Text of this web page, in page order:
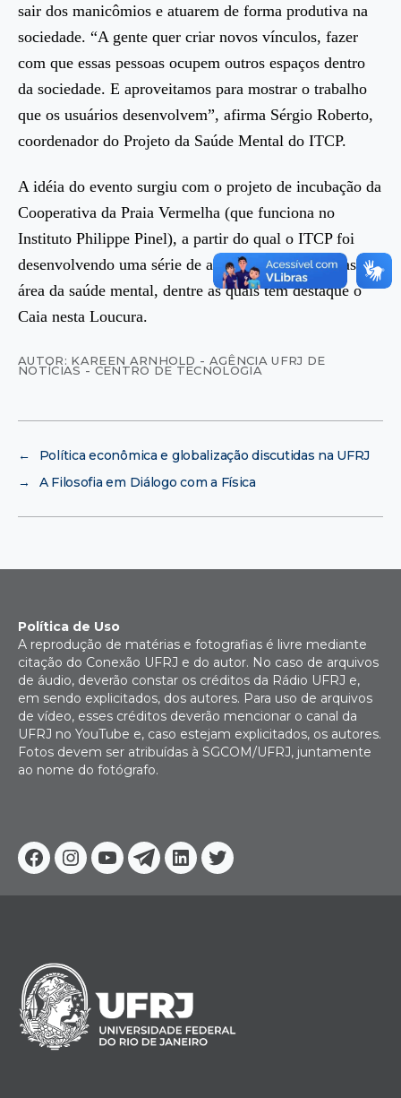
sair dos manicômios e atuarem de forma produtiva na
sociedade. “A gente quer criar novos vínculos, fazer
com que essas pessoas ocupem outros espaços dentro
da sociedade. E aproveitamos para mostrar o trabalho
que os usuários desenvolvem”, afirma Sérgio Roberto,
coordenador do Projeto da Saúde Mental do ITCP.
A idéia do evento surgiu com o projeto de incubação da
Cooperativa da Praia Vermelha (que funciona no
Instituto Philippe Pinel), a partir do qual o ITCP foi
desenvolvendo uma série de atividades relacionadas à
área da saúde mental, dentre as quais tem destaque o
Caia nesta Loucura.
AUTOR: KAREEN ARNHOLD - AGÊNCIA UFRJ DE
NOTÍCIAS - CENTRO DE TECNOLOGIA
←
Política econômica e globalização discutidas na UFRJ
→
A Filosofia em Diálogo com a Física
Facebook
Instagram
YoutubeTelegram
Linkedin
Twitter
Política de Uso
A reprodução de matérias e fotografias é livre mediante
citação do Conexão UFRJ e do autor. No caso de arquivos
de áudio, deverão constar os créditos da Rádio UFRJ e,
em sendo explicitados, dos autores. Para uso de arquivos
de vídeo, esses créditos deverão mencionar o canal da
UFRJ no YouTube e, caso estejam explicitados, os autores.
Fotos devem ser atribuídas à SGCOM/UFRJ, juntamente
ao nome do fotógrafo.